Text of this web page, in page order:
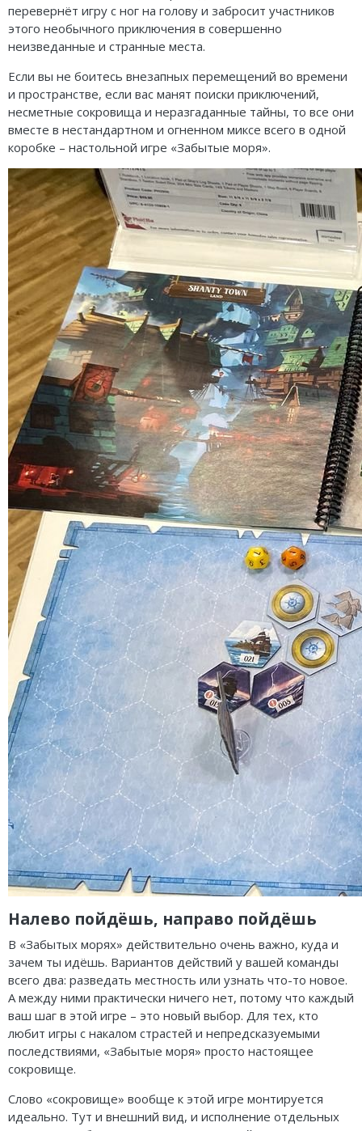
перевернёт игру с ног на голову и забросит участников
этого необычного приключения в совершенно
неизведанные и странные места.
Если вы не боитесь внезапных перемещений во времени
и пространстве, если вас манят поиски приключений,
несметные сокровища и неразгаданные тайны, то все они
вместе в нестандартном и огненном миксе всего в одной
коробке – настольной игре «Забытые моря».
Налево пойдёшь, направо пойдёшь
В «Забытых морях» действительно очень важно, куда и
зачем ты идёшь. Вариантов действий у вашей команды
всего два: разведать местность или узнать что-то новое.
А между ними практически ничего нет, потому что каждый
ваш шаг в этой игре – это новый выбор. Для тех, кто
любит игры с накалом страстей и непредсказуемыми
последствиями, «Забытые моря» просто настоящее
сокровище.
Слово «сокровище» вообще к этой игре монтируется
идеально. Тут и внешний вид, и исполнение отдельных
Логические
Кооперативные
Стратегические
Приключения
Экономические
Тактические
Детективные
Игры-квесты
Викторины
Для взрослых (18+)
О мышах и тайнах
Эволюция
Зельеварение
Стиль Жизни
Crowd Games
Lavka Games
GaGa Games
Эврикус
Банда умников
Остальные серии
Пиксель Тактикс
Саграда